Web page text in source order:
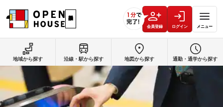
会員登録 ログイン メニュー
地域から探す 沿線・駅から探す 地図から探す 通勤・通学から探す